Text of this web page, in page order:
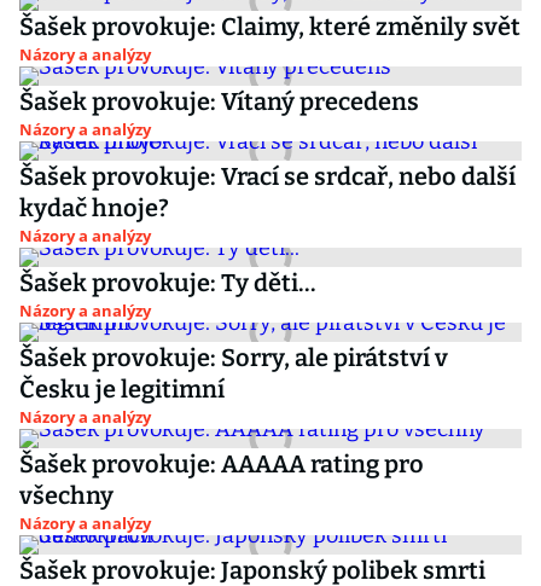
Šašek provokuje: Claimy, které změnily svět
Názory a analýzy
Šašek provokuje: Vítaný precedens
Názory a analýzy
Šašek provokuje: Vrací se srdcař, nebo další
kydač hnoje?
Názory a analýzy
Šašek provokuje: Ty děti...
Názory a analýzy
Šašek provokuje: Sorry, ale pirátství v
Česku je legitimní
Názory a analýzy
Šašek provokuje: AAAAA rating pro
všechny
Názory a analýzy
Šašek provokuje: Japonský polibek smrti